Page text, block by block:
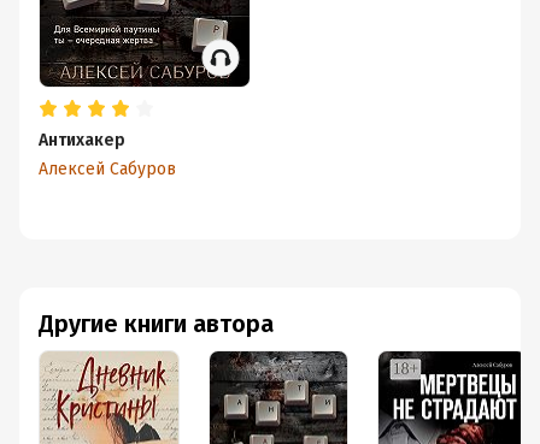
Другие книги автора
Антихакер
Алексей Сабуров